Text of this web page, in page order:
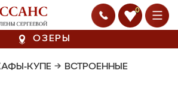
0
ОЗЕРЫ
КУПЕ → ВСТРОЕННЫЕ